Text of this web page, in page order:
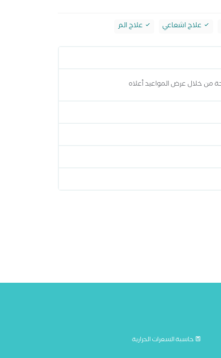
علاج اشعاعي علاج الم
حاسبة السعرات الحرارية